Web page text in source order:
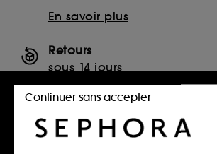
En savoir plus
Retours
sous 14 jours
Retourner mon article
SERVICES, CONTACT ET CONDITIONS DES OFFRES
Continuer sans accepter